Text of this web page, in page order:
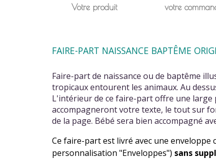
Votre produit
votre
FAIRE-PART NAISSANCE BAPTÊME
Faire-part de naissance ou de baptême
tropicaux entourent les animaux. Au
L'intérieur de ce faire-part offre une large
accompagneront votre texte, le tout sur
de la page. Bébé sera bien accompagné
Ce faire-part est livré avec une enveloppe
personnalisation "Enveloppes") sans